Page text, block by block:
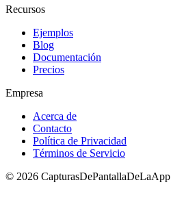
Recursos
Ejemplos
Blog
Documentación
Precios
Empresa
Acerca de
Contacto
Política de Privacidad
Términos de Servicio
© 2026 CapturasDePantallaDeLaApp